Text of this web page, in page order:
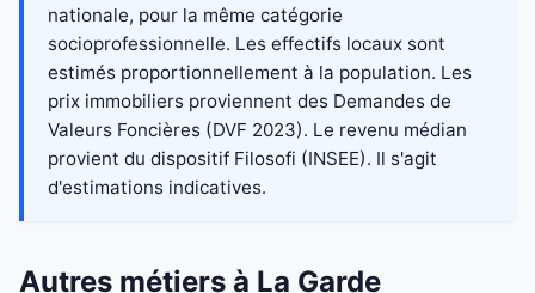
nationale, pour la même catégorie
socioprofessionnelle. Les effectifs locaux sont
estimés proportionnellement à la population. Les
prix immobiliers proviennent des Demandes de
Valeurs Foncières (DVF 2023). Le revenu médian
provient du dispositif Filosofi (INSEE). Il s'agit
d'estimations indicatives.
Autres métiers à La Garde